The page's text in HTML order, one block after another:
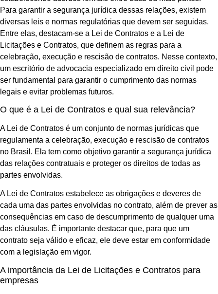
Para garantir a segurança jurídica dessas relações, existem
diversas leis e normas regulatórias que devem ser seguidas.
Entre elas, destacam-se a Lei de Contratos e a Lei de
Licitações e Contratos, que definem as regras para a
celebração, execução e rescisão de contratos. Nesse contexto,
um escritório de advocacia especializado em direito civil pode
ser fundamental para garantir o cumprimento das normas
legais e evitar problemas futuros.
O que é a Lei de Contratos e qual sua relevância?
A Lei de Contratos é um conjunto de normas jurídicas que
regulamenta a celebração, execução e rescisão de contratos
no Brasil. Ela tem como objetivo garantir a segurança jurídica
das relações contratuais e proteger os direitos de todas as
partes envolvidas.
A Lei de Contratos estabelece as obrigações e deveres de
cada uma das partes envolvidas no contrato, além de prever as
consequências em caso de descumprimento de qualquer uma
das cláusulas. É importante destacar que, para que um
contrato seja válido e eficaz, ele deve estar em conformidade
com a legislação em vigor.
A importância da Lei de Licitações e Contratos para
empresas